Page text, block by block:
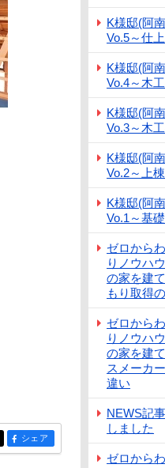
entry285
シェア
K様邸(阿
Vo.5～仕
K様邸(阿
Vo.4～木
K様邸(阿
Vo.3～木
K様邸(阿
Vo.2～上
K様邸(阿
Vo.1～基
ゼロから
りノウハ
の家を建
もり取得
ゼロから
りノウハ
の家を建
スメーカ
違い
NEWS記
しました
ゼロから